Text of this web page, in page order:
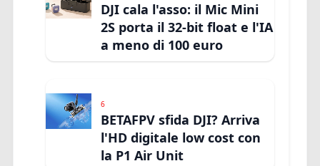
DJI cala l'asso: il Mic Mini
2S porta il 32-bit float e l'IA
a meno di 100 euro
6
BETAFPV sfida DJI? Arriva
l'HD digitale low cost con
la P1 Air Unit